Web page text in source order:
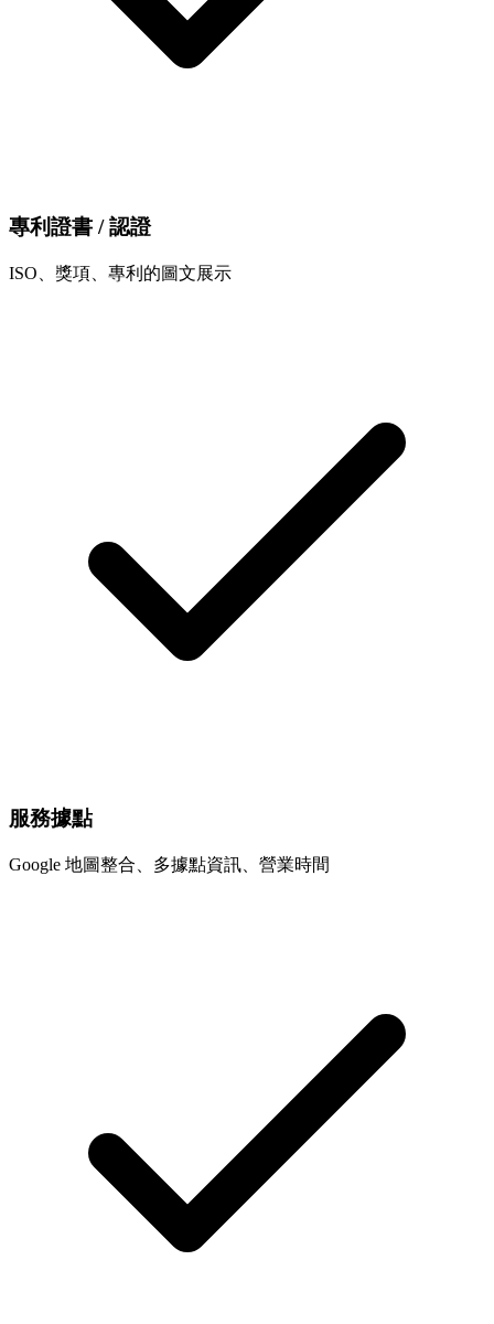
專利證書 / 認證
ISO、獎項、專利的圖文展示
服務據點
Google 地圖整合、多據點資訊、營業時間